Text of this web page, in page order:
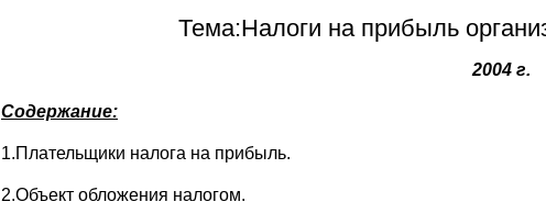
Тема:Налоги на прибыль
2004 г.
Содержание:
1.Плательщики налога на прибыль.
2.Объект обложения налогом.